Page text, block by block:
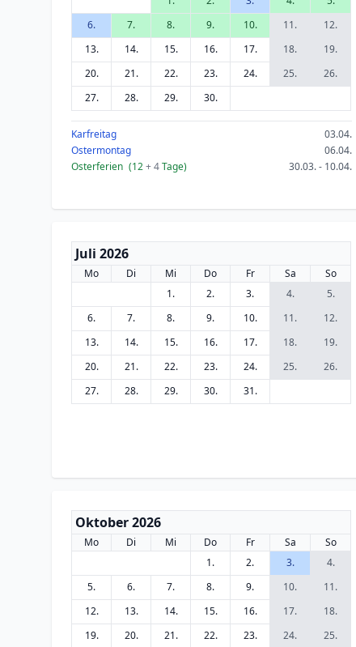
6.
7. 8. 9. 10. 11.
12.
13.
14. 15. 16. 17. 18.
19.
20.
21. 22. 23. 24. 25.
26.
27.
28. 29. 30.
Karfreitag
03.04.
Ostermontag
06.04.
Osterferien (12+ 4Tage) 30.03. - 10.04.
Juli 2026
Mo Di Mi Do Fr Sa
So
1.
2. 3. 4.
5.
6.
7. 8. 9. 10. 11.
12.
13.
14. 15. 16. 17. 18.
19.
20.
21. 22. 23. 24. 25.
26.
27.
28. 29. 30. 31.
Oktober 2026
Mo Di Mi Do Fr Sa
So
1.
2. 3.
4.
5.
6. 7. 8. 9. 10.
11.
12.
13. 14. 15. 16. 17.
18.
19.
20. 21. 22. 23. 24.
25.